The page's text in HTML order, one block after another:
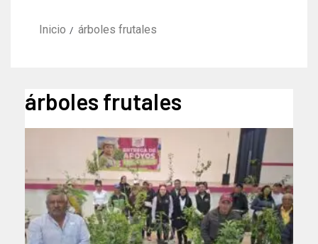
Inicio árboles frutales
árboles frutales